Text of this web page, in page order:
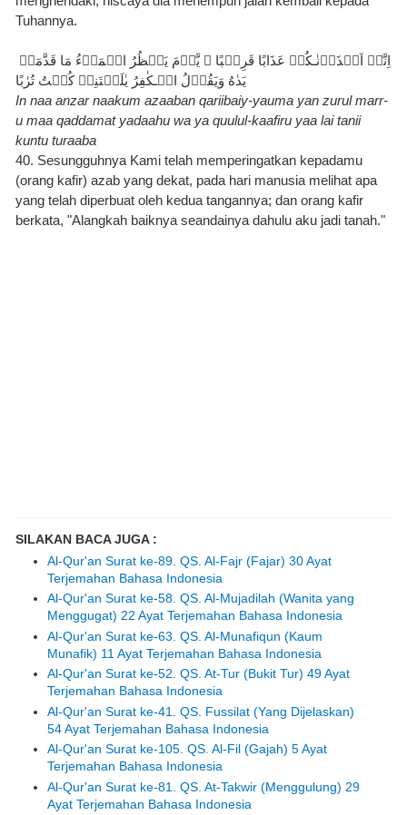
Tuhannya.
يَدٰهُ وَيَقُوۡلُ الۡـكٰفِرُ يٰلَيۡتَنِىۡ كُنۡتُ تُرٰبًا
In naa anzar naakum azaaban qariibaiy-yauma yan zurul marr-
u maa qaddamat yadaahu wa ya quulul-kaafiru yaa lai tanii
kuntu turaaba
40. Sesungguhnya Kami telah memperingatkan kepadamu
(orang kafir) azab yang dekat, pada hari manusia melihat apa
yang telah diperbuat oleh kedua tangannya; dan orang kafir
berkata, "Alangkah baiknya seandainya dahulu aku jadi tanah."
SILAKAN BACA JUGA :
Al-Qur'an Surat ke-89. QS. Al-Fajr (Fajar) 30 Ayat
Terjemahan Bahasa Indonesia
Al-Qur'an Surat ke-58. QS. Al-Mujadilah (Wanita yang
Menggugat) 22 Ayat Terjemahan Bahasa Indonesia
Al-Qur'an Surat ke-63. QS. Al-Munafiqun (Kaum
Munafik) 11 Ayat Terjemahan Bahasa Indonesia
Al-Qur'an Surat ke-52. QS. At-Tur (Bukit Tur) 49 Ayat
Terjemahan Bahasa Indonesia
Al-Qur'an Surat ke-41. QS. Fussilat (Yang Dijelaskan)
54 Ayat Terjemahan Bahasa Indonesia
Al-Qur'an Surat ke-105. QS. Al-Fil (Gajah) 5 Ayat
Terjemahan Bahasa Indonesia
Al-Qur'an Surat ke-81. QS. At-Takwir (Menggulung) 29
Ayat Terjemahan Bahasa Indonesia